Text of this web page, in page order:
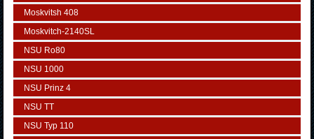
Moskvitsh 408
Moskvitch-2140SL
NSU Ro80
NSU 1000
NSU Prinz 4
NSU TT
NSU Typ 110